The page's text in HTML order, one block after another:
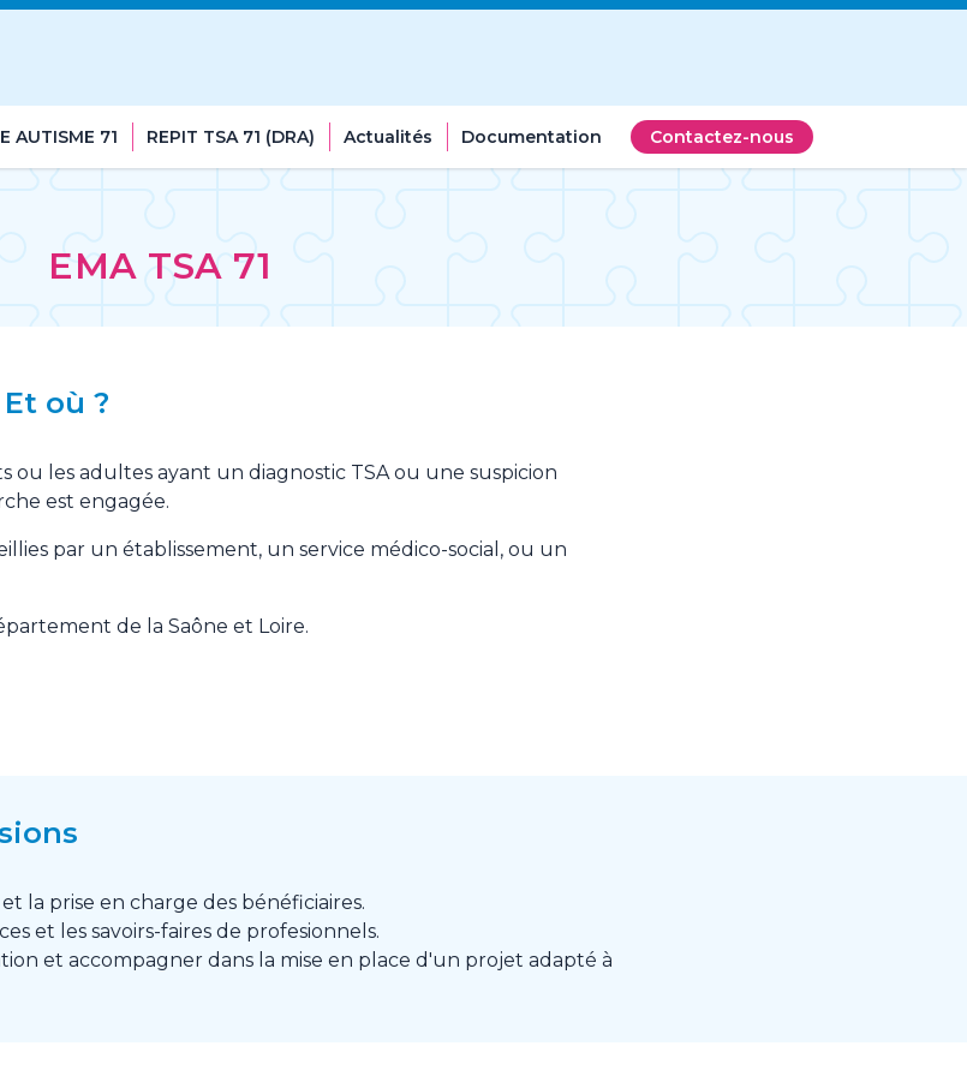
AUTISME 71 REPIT TSA 71 (DRA) Actualités Documentation Contactez-nous
EMA TSA 71
où ?
ou les adultes ayant un diagnostic TSA ou une suspicion
est engagée.
par un établissement, un service médico-social, ou un
de la Saône et Loire.
la prise en charge des bénéficiaires.
et les savoirs-faires de profesionnels.
et accompagner dans la mise en place d'un projet adapté à